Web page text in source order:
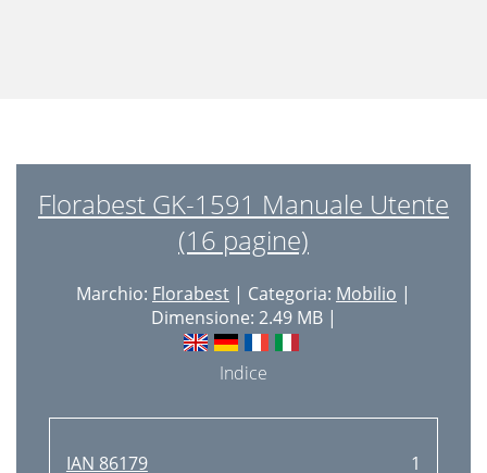
Florabest GK-1591 Manuale Utente
(16 pagine)
Marchio: Florabest | Categoria: Mobilio |
Dimensione: 2.49 MB |
Indice
IAN 86179
1